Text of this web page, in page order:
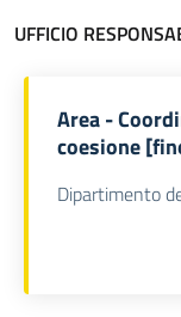
UFFICIO
Area -
coesione
Dipartimento